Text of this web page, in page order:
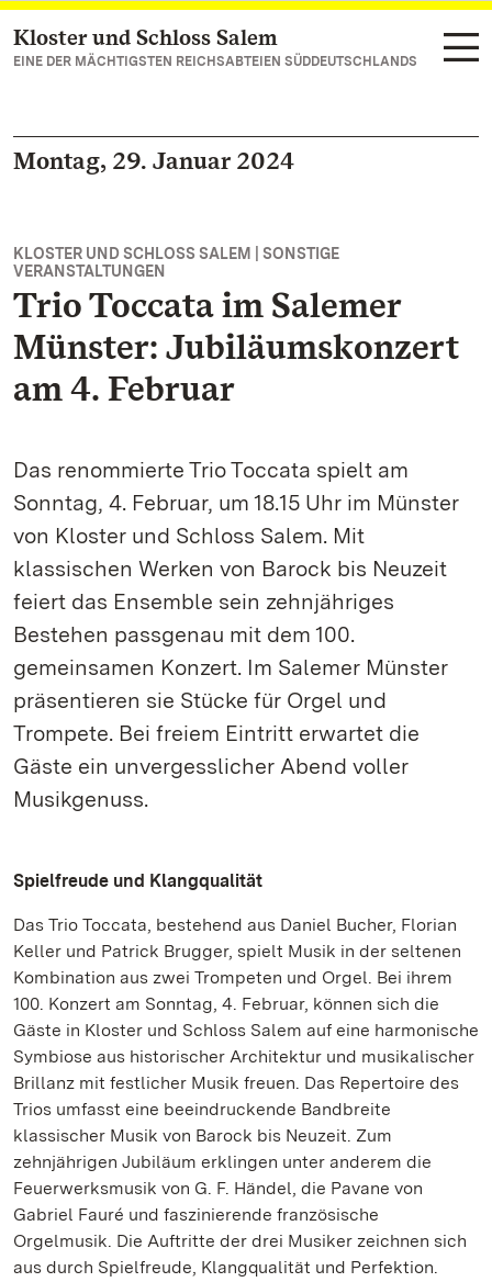
Zum Hauptinhalt springen
Kloster und Schloss Salem
EINE DER MÄCHTIGSTEN REICHSABTEIEN SÜDDEUTSCHLANDS
Montag, 29. Januar 2024
KLOSTER UND SCHLOSS SALEM | SONSTIGE
VERANSTALTUNGEN
Trio Toccata im Salemer
Münster: Jubiläumskonzert
am 4. Februar
Das renommierte Trio Toccata spielt am
Sonntag, 4. Februar, um 18.15 Uhr im Münster
von Kloster und Schloss Salem. Mit
klassischen Werken von Barock bis Neuzeit
feiert das Ensemble sein zehnjähriges
Bestehen passgenau mit dem 100.
gemeinsamen Konzert. Im Salemer Münster
präsentieren sie Stücke für Orgel und
Trompete. Bei freiem Eintritt erwartet die
Gäste ein unvergesslicher Abend voller
Musikgenuss.
Spielfreude und Klangqualität
Das Trio Toccata, bestehend aus Daniel Bucher, Florian
Keller und Patrick Brugger, spielt Musik in der seltenen
Kombination aus zwei Trompeten und Orgel. Bei ihrem
100. Konzert am Sonntag, 4. Februar, können sich die
Gäste in Kloster und Schloss Salem auf eine harmonische
Symbiose aus historischer Architektur und musikalischer
Brillanz mit festlicher Musik freuen. Das Repertoire des
Trios umfasst eine beeindruckende Bandbreite
klassischer Musik von Barock bis Neuzeit. Zum
zehnjährigen Jubiläum erklingen unter anderem die
Feuerwerksmusik von G. F. Händel, die Pavane von
Gabriel Fauré und faszinierende französische
Orgelmusik. Die Auftritte der drei Musiker zeichnen sich
aus durch Spielfreude, Klangqualität und Perfektion.